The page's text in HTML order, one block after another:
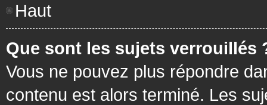
Haut
Que sont les sujets verrouillés
Vous ne pouvez plus répondre
contenu est alors terminé. Les